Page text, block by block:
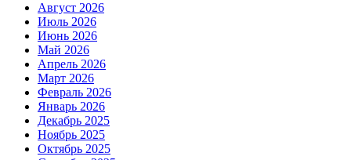
Август 2026
Июль 2026
Июнь 2026
Май 2026
Апрель 2026
Март 2026
Февраль 2026
Январь 2026
Декабрь 2025
Ноябрь 2025
Октябрь 2025